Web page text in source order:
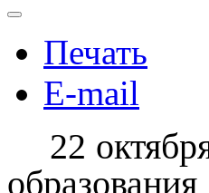
Печать
E-mail
22